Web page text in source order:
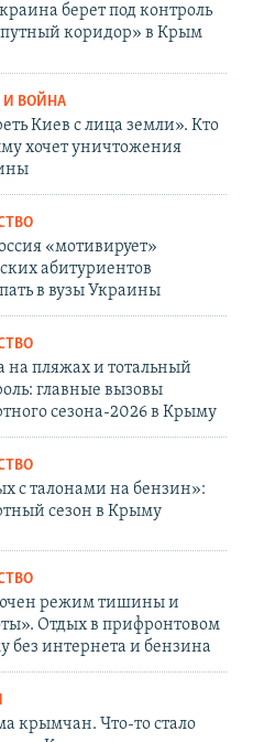
берет под контроль
коридор» в Крым
ВОЙНА
Киев с лица земли». Кто
хочет уничтожения
«мотивирует»
абитуриентов
в вузы Украины
на пляжах и тотальный
главные вызовы
сезона-2026 в Крыму
с талонами на бензин»:
сезон в Крыму
режим тишины и
Отдых в прифронтовом
без интернета и бензина
крымчан. Что-то стало